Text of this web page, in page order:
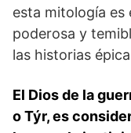
esta mitología⁢ es
poderosa y
las historias
El Dios de la
o Týr, es